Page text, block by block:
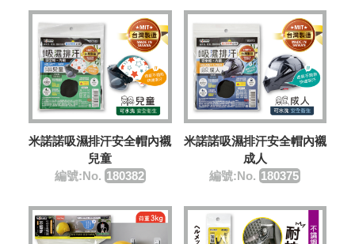
米諾諾吸濕排汗安全帽內襯
兒童
編號:No. 180382
米諾諾吸濕排汗安全帽內襯
成人
編號:No. 180375